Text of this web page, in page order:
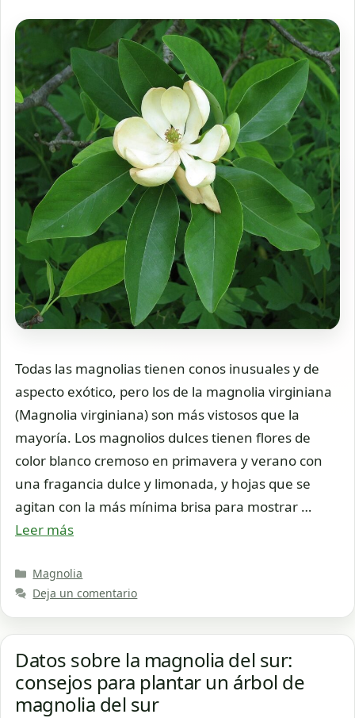
Todas las magnolias tienen conos inusuales y de
aspecto exótico, pero los de la magnolia virginiana
(Magnolia virginiana) son más vistosos que la
mayoría. Los magnolios dulces tienen flores de
color blanco cremoso en primavera y verano con
una fragancia dulce y limonada, y hojas que se
agitan con la más mínima brisa para mostrar …
Leer más
Categorías
Magnolia
Deja un comentario
Datos sobre la magnolia del sur:
consejos para plantar un árbol de
magnolia del sur